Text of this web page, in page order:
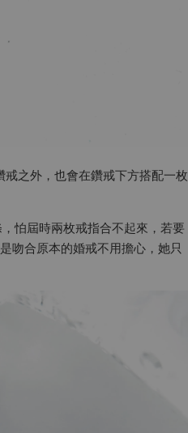
之外，也會在鑽戒下方搭配一枚
怕屆時兩枚戒指合不起來，若要
吻合原本的婚戒不用擔心，她只